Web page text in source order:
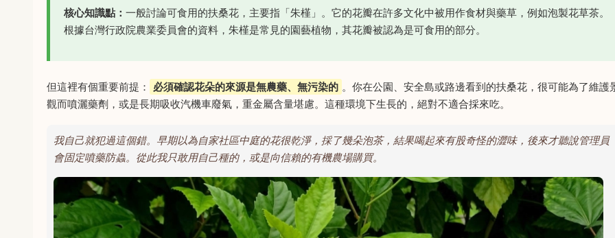
核心知識點： 一般討論可食用的扶桑花，主要指「朱槿」。它的花瓣在許多文化中被用作食材與藥草，例如泡製花草茶。
根據台灣行政院農業委員會的資料，朱槿是常見的園藝植物，其花瓣被認為是可食用的部分。
但這裡有個重要前提： 必須確認花朵的來源是無農藥、無污染的 。你在公園、安全島或路邊看到的扶桑花，很可能為了維護
觀而噴灑藥劑，或是長期吸收汽機車廢氣，重金屬含量堪慮。這種環境下生長的，絕對不適合採來吃。
我自己就犯過這個錯。早期以為自家社區中庭的花很乾淨，採了幾朵泡茶，結果喝起來有股奇怪的澀味，後來才聽說管理員
會固定噴藥防蟲。從此我只敢用自己種的，或是向信賴的有機農場購買。